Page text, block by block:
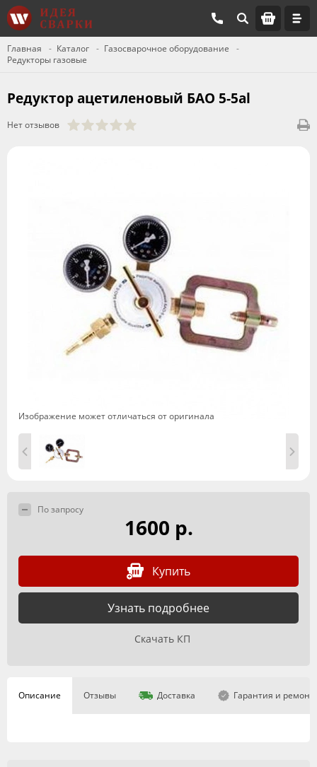
Главная Каталог
Газосварочное оборудование
Редукторы газовые
Редуктор ацетиленовый БАО 5-5al
Нет отзывов
Изображение может отличаться от оригинала
По запросу
1600 р.
Купить
Узнать подробнее
Скачать КП
Описание Отзывы Доставка Гарантия и ремонт